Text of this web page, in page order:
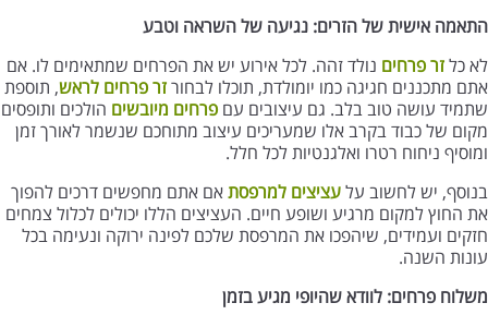
התאמה אישית של הזרים: נגיעה של השראה וטבע
לא כלזר פרחים נולד זהה. לכל אירוע יש את הפרחים שמתאימים לו. אם
אתם מתכננים חגיגה כמו יומולדת, תוכלו לבחורזר פרחים לראש, תוספת
שתמיד עושה טוב בלב. גם עיצובים עם פרחים מיובשים הולכים ותופסים
מקום של כבוד בקרב אלו שמעריכים עיצוב מתוחכם שנשמר לאורך זמן
ומוסיף ניחוח רטרו ואלגנטיות לכל חלל.
בנוסף, יש לחשוב עלעציצים למרפסתאם אתם מחפשים דרכים להפוך
את החוץ למקום מרגיע ושופע חיים. העציצים הללו יכולים לכלול צמחים
חזקים ועמידים, שיהפכו את המרפסת שלכם לפינה ירוקה ונעימה בכל
עונות השנה.
משלוח פרחים: לוודא שהיופי מגיע בזמן